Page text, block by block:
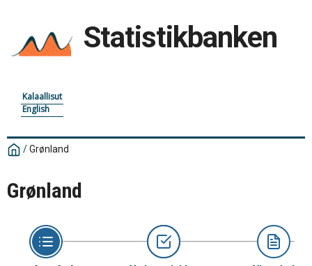
Statistikbanken
Kalaallisut
English
/Grønland
Grønland